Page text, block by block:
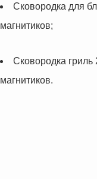
Cковородка для
магнитиков;
Cковородка гриль
магнитиков.